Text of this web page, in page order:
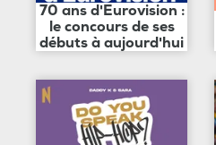
70 ans d'Eurovision :
le concours de ses
débuts à aujourd'hui